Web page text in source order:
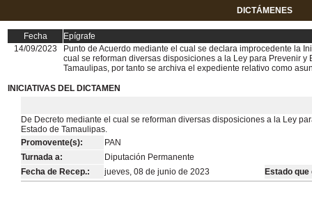
DICTÁMENES
Fecha
Epígrafe
14/09/2023
Punto de Acuerdo mediante el cual se declara improcedente la
cual se reforman diversas disposiciones a la Ley para Prevenir
Tamaulipas, por tanto se archiva el expediente relativo como
INICIATIVAS DEL DICTAMEN
De Decreto mediante el cual se reforman diversas disposiciones a la Ley
Estado de Tamaulipas.
Promovente(s):
PAN
Turnada a:
Diputación Permanente
Fecha de Recep.:
jueves, 08 de junio de 2023 Estado